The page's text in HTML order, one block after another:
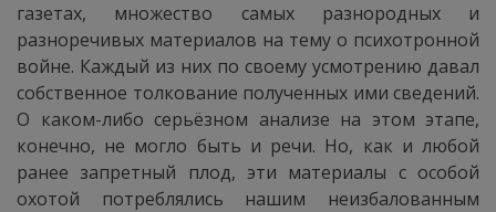
газетах, множество самых разнородных и
разноречивых материалов на тему о психотронной
войне. Каждый из них по своему усмотрению давал
собственное толкование полученных ими сведений.
О каком-либо серьёзном анализе на этом этапе,
конечно, не могло быть и речи. Но, как и любой
ранее запретный плод, эти материалы с особой
охотой потреблялись нашим неизбалованным